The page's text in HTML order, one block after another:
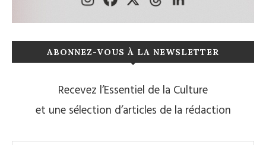
ABONNEZ-VOUS À LA NEWSLETTER
Recevez l’Essentiel de la Culture
et une sélection d’articles de la rédaction